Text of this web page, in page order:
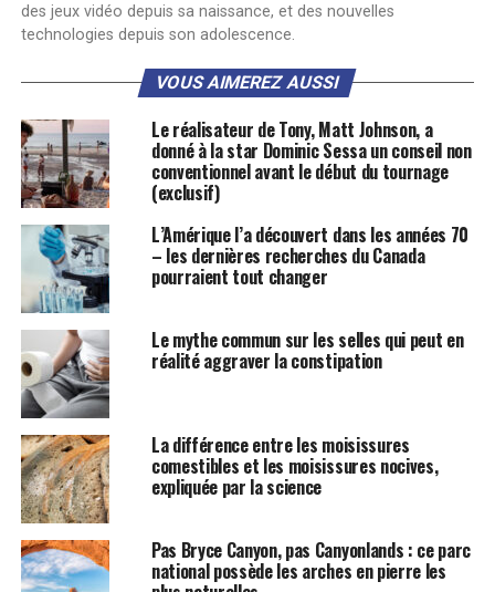
des jeux vidéo depuis sa naissance, et des nouvelles
technologies depuis son adolescence.
VOUS AIMEREZ AUSSI
Le réalisateur de Tony, Matt Johnson, a
donné à la star Dominic Sessa un conseil non
conventionnel avant le début du tournage
(exclusif)
L’Amérique l’a découvert dans les années 70
– les dernières recherches du Canada
pourraient tout changer
Le mythe commun sur les selles qui peut en
réalité aggraver la constipation
La différence entre les moisissures
comestibles et les moisissures nocives,
expliquée par la science
Pas Bryce Canyon, pas Canyonlands : ce parc
national possède les arches en pierre les